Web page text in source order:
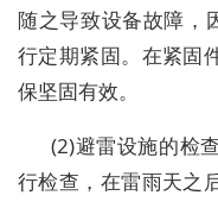
随之导致设备故障，
行定期紧固。在紧固
保坚固有效。
(2)避雷设施的检
行检查，在雷雨天之